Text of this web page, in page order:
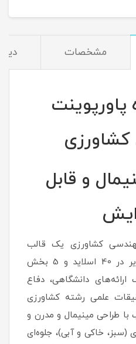
مشخصات
پاورپوینت
و قابل
کشاورزی یک قالب
حرفه‌ای و کاملاً ویرایش‌پذیر در 40 اسلاید و 5 بخش
دانشگاهی، دفاع
علمی رشته کشاورزی
طراحی مینیمال و مدرن و
خاکی و آبی)، جلوه‌ای